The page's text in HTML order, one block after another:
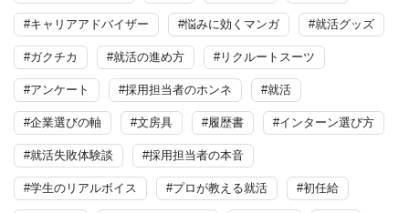
#キャリアアドバイザー #悩みに効くマンガ #就活グッズ
#ガクチカ #就活の進め方 #リクルートスーツ
#アンケート #採用担当者のホンネ #就活
#企業選びの軸 #文房具 #履歴書 #インターン選び方
#就活失敗体験談 #採用担当者の本音
#学生のリアルボイス #プロが教える就活 #初任給